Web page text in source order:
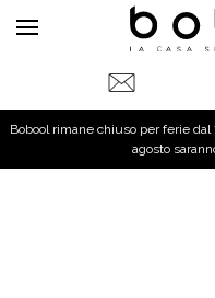
Bobool rimane chiuso per ferie
agosto